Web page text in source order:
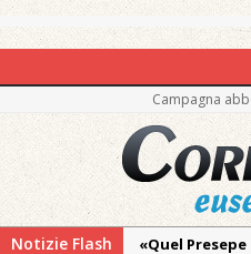
Campagna
Notizie Flash
«Quel